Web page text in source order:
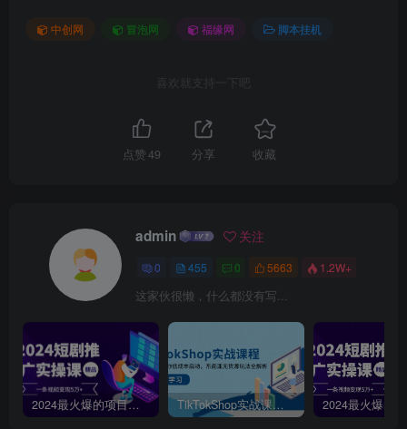
中创网 冒泡网 福缘网 脚本挂机
喜欢就支持一下吧
点赞49 分享 收藏
admin 关注
0 455 0 5663 1.2W+
这家伙很懒，什么都没有写...
2024最火爆的项目短剧推广实操课，一条视频变现5万+【附软件工具】 TikTokShop实战课程，手把手教你低成本启动，东南亚无货源玩法全解析